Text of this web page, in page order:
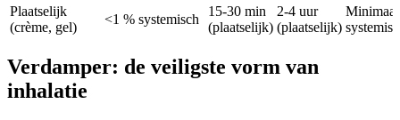
Plaatselijk
(crème, gel)
<1 % systemisch
15-30 min
(plaatselijk)
2-4 uur
(plaatselijk)
Verdamper: de veiligste vorm van
inhalatie